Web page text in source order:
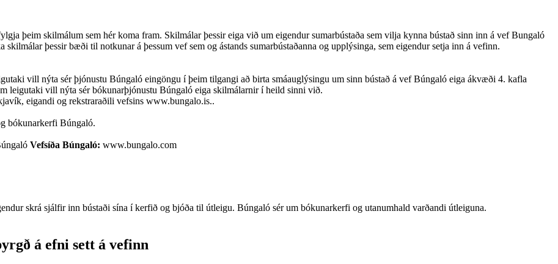
þeim skilmálum sem hér koma fram. Skilmálar þessir eiga við um eigendur sumarbústaða sem vilja kynna bústað sinn inn á vef Bungaló
þessir bæði til notkunar á þessum vef sem og ástands sumarbústaðanna og upplýsinga, sem eigendur setja inn á vefinn.
vill nýta sér þjónustu Búngaló eingöngu í þeim tilgangi að birta smáauglýsingu um sinn bústað á vef Búngaló eiga ákvæði 4. kafla
leigutaki vill nýta sér bókunarþjónustu Búngaló eiga skilmálarnir í heild sinni við.
eigandi og rekstraraðili vefsins www.bungalo.is..
bókunarkerfi Búngaló.
Vefsíða Búngaló: www.bungalo.com
skrá sjálfir inn bústaði sína í kerfið og bjóða til útleigu. Búngaló sér um bókunarkerfi og utanumhald varðandi útleiguna.
á efni sett á vefinn